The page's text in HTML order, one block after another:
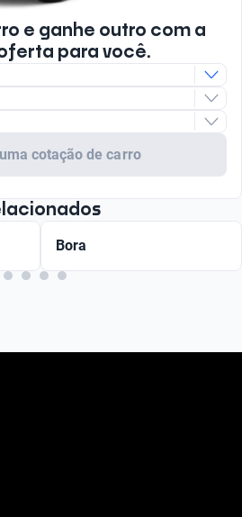
e ganhe outro com a
para você.
cotação de carro
Bora